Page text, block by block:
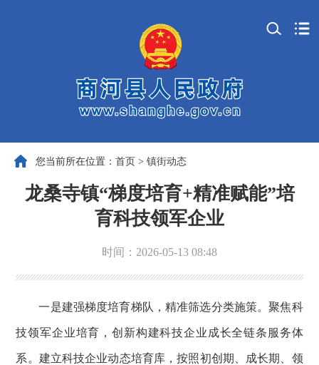
您当前所在位置： 首页 > 镇街动态
龙桑寺镇“梯度培育+精准赋能”培
育科技领军企业
时间：2026-05-13 08:48
一是建强梯度培育梯队，精准筛选分类施策。聚焦科
技领军企业培育，创新构建科技企业成长全链条服务体
系。建立科技企业动态培育库，按照初创期、成长期、领